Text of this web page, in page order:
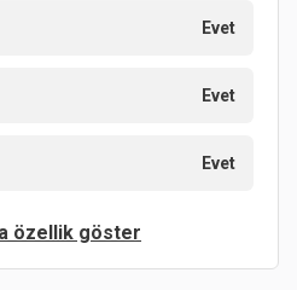
Evet
Evet
Evet
özellik göster